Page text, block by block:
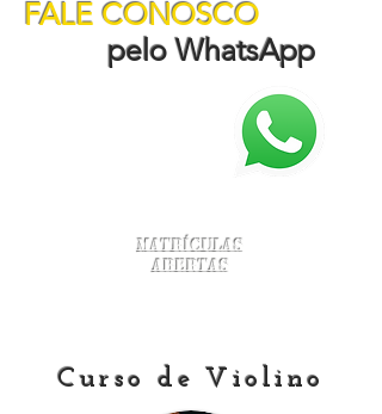
FALE CONOSCO
pelo WhatsApp
Matrículas
Abertas
Curso de Violino